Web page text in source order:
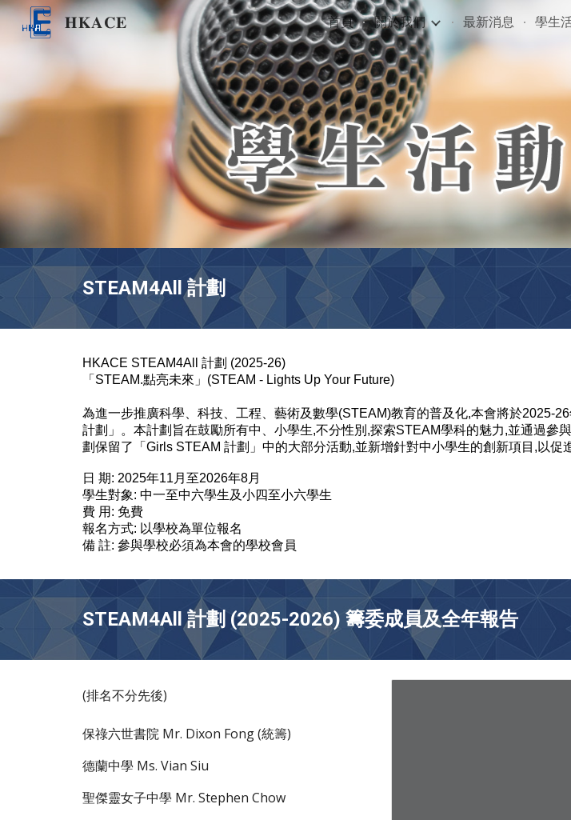
Skip to main content
𝐇𝐊𝐀𝐂𝐄 首頁 關於我們 最新消息 學生
STEAM4All 計劃
HKACE STEAM4All 計劃 (2025-26)
「STEAM.點亮未來」(STEAM - Lights Up Your Future)
為進一步推廣科學、科技、工程、藝術及數學(STEAM)教育的普及化,本會將於2025-
計劃」。本計劃旨在鼓勵所有中、小學生,不分性別,探索STEAM學科的魅力,並通過
劃保留了「Girls STEAM 計劃」中的大部分活動,並新增針對中小學生的創新項目,以促
日 期: 2025年11月至2026年8月
學生對象: 中一至中六學生及小四至小六學生
費 用: 免費
報名方式: 以學校為單位報名
備 註: 參與學校必須為本會的學校會員
STEAM4All 計劃 (2025-2026) 籌委成員及全年報告
(排名不分先後)
保祿六世書院 Mr. Dixon Fong (統籌)
德蘭中學 Ms. Vian Siu
聖傑靈女子中學 Mr. Stephen Chow